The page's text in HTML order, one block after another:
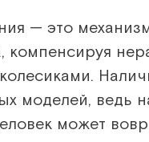
— это
компенсируя
моделей, ведь
может